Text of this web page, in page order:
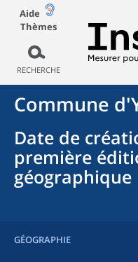
Aide
Thèmes
RECHERCHE
Commune d'
Date de
première
géographique
GÉOGRAPHIE